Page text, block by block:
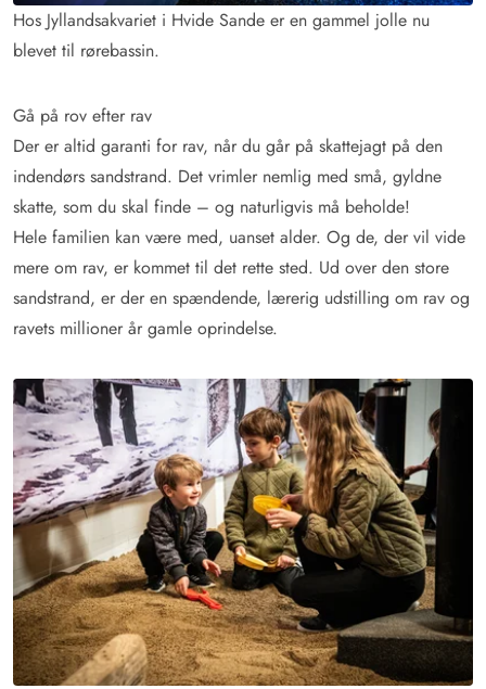
Hos Jyllandsakvariet i Hvide Sande er en gammel jolle nu
blevet til rørebassin.
Gå på rov efter rav
Der er altid garanti for rav, når du går på skattejagt på den
indendørs sandstrand. Det vrimler nemlig med små, gyldne
skatte, som du skal finde – og naturligvis må beholde!
Hele familien kan være med, uanset alder. Og de, der vil vide
mere om rav, er kommet til det rette sted. Ud over den store
sandstrand, er der en spændende, lærerig udstilling om rav og
ravets millioner år gamle oprindelse.